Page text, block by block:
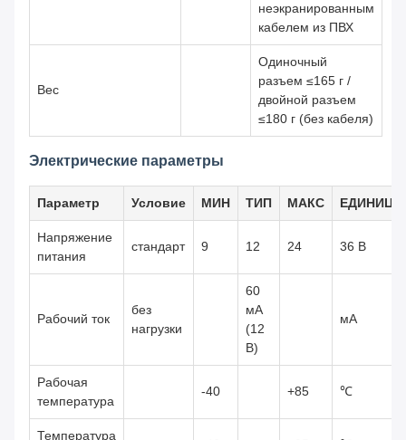
неэкранированным
кабелем из ПВХ
Вес
Одиночный
разъем ≤165 г /
двойной разъем
≤180 г (без кабеля)
Электрические параметры
Параметр Условие МИН ТИП МАКС ЕДИНИЦА
Напряжение
питания
стандарт 9 12 24 36 В
Рабочий ток
без
нагрузки
60
мА
(12
В)
мА
Рабочая
температура
-40 +85 ℃
Температура